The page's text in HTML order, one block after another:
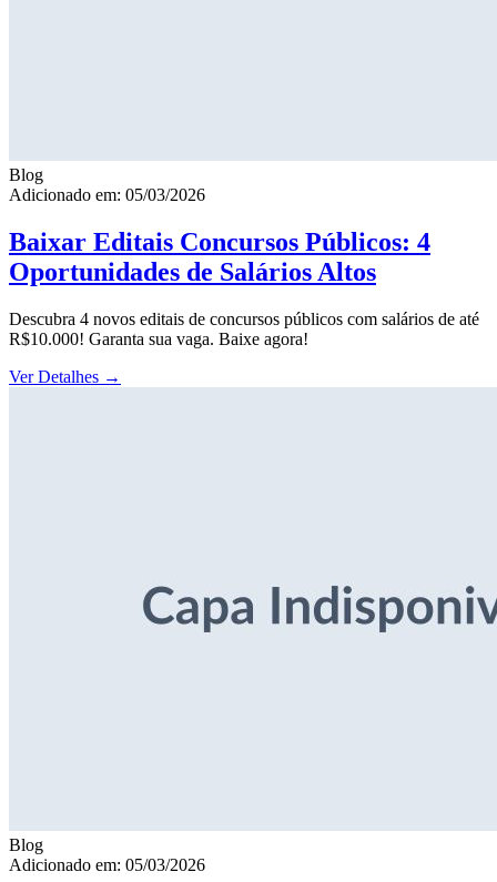
Blog
Adicionado em: 05/03/2026
Baixar Editais Concursos Públicos: 4
Oportunidades de Salários Altos
Descubra 4 novos editais de concursos públicos com salários de até
R$10.000! Garanta sua vaga. Baixe agora!
Ver Detalhes →
Blog
Adicionado em: 05/03/2026